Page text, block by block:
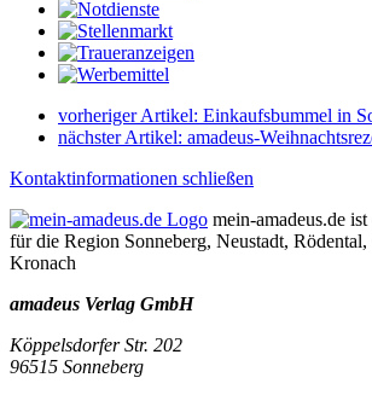
vorheriger Artikel: Einkaufsbummel in
nächster Artikel: amadeus-
Kontaktinformationen schließen
mein-amadeus.de
für die Region Sonneberg, Neustadt,
Kronach
amadeus Verlag GmbH
Köppelsdorfer Str. 202
96515 Sonneberg